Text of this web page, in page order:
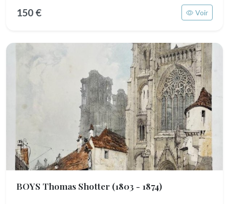
150 € Voir
BOYS Thomas Shotter (1803 - 1874)